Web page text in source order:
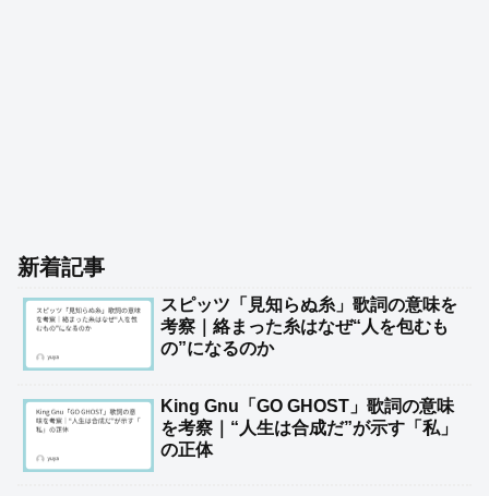
新着記事
スピッツ「見知らぬ糸」歌詞の意味を
考察｜絡まった糸はなぜ“人を包むも
の”になるのか
King Gnu「GO GHOST」歌詞の意味
を考察｜“人生は合成だ”が示す「私」
の正体